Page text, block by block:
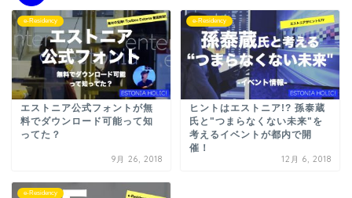
e-Residency
エストニア公式フォントが無
料でダウンロード可能って知
ってた？
9月 26, 2018
e-Residency
ヒントはエストニア!? 孫泰蔵
氏と"つまらなくない未来"を
考えるイベントが都内で開
催！
12月 6, 2018
e-Residency